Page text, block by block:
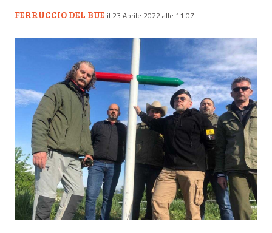
FERRUCCIO DEL BUE il 23 Aprile 2022 alle 11:07